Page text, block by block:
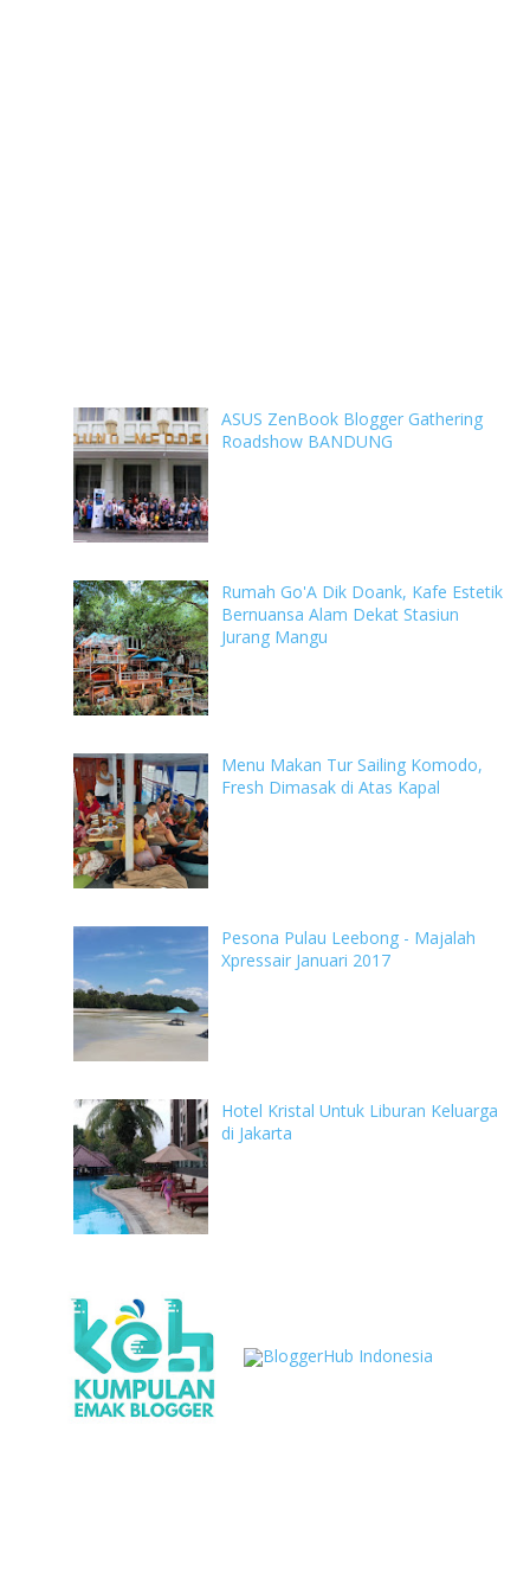
ASUS ZenBook Blogger Gathering
Roadshow BANDUNG
Rumah Go'A Dik Doank, Kafe Estetik
Bernuansa Alam Dekat Stasiun
Jurang Mangu
Menu Makan Tur Sailing Komodo,
Fresh Dimasak di Atas Kapal
Pesona Pulau Leebong - Majalah
Xpressair Januari 2017
Hotel Kristal Untuk Liburan Keluarga
di Jakarta